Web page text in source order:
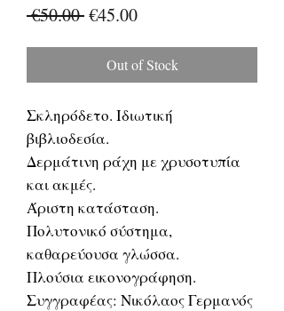
€50.00 Regular
€45.00Sale
Out of Stock
Σκληρόδετο. Ιδιωτική
βιβλιοδεσία.
Δερμάτινη ράχη με χρυσοτυπία
και ακμές.
Άριστη κατάσταση.
Πολυτονικό σύστημα,
καθαρεύουσα γλώσσα.
Πλούσια εικονογράφηση.
Συγγραφέας: Νικόλαος Γερμανός